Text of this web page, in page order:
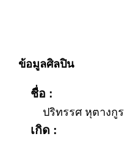
ข้อมูลศิลปิน
ชื่อ :
ปริทรรศ หุตางกูร
เกิด :